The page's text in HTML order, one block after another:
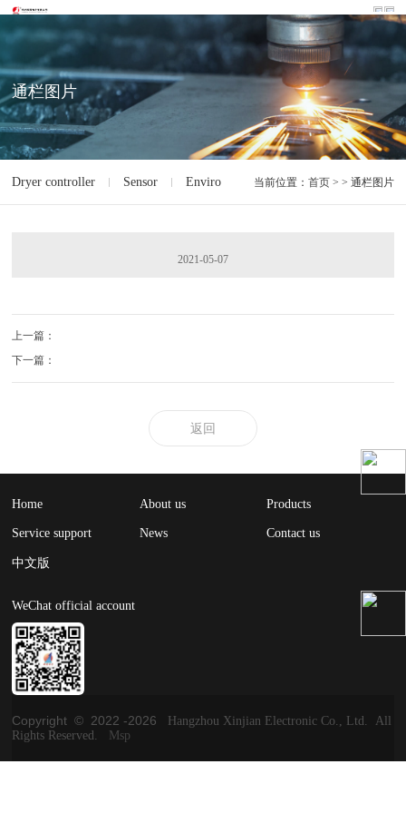
通栏图片
Dryer controller Sensor Environment monitoring of machine room
当前位置： 首页> > 通栏图片
2021-05-07
上一篇：
下一篇：
返回
Home About us Products
Service support News Contact us
中文版
WeChat official account
Copyright © 2022 -2026
Hangzhou Xinjian Electronic Co., Ltd. All
Rights Reserved.
Msp